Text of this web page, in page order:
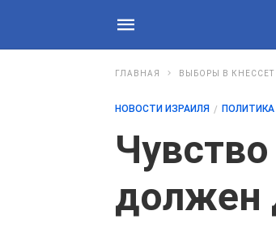
ГЛАВНАЯ ВЫБОРЫ В КНЕССЕТ
НОВОСТИ ИЗРАИЛЯ ПОЛИТИКА
должен